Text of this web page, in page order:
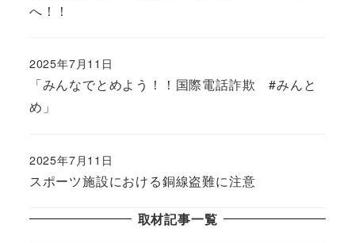
へ！！
「みんなでとめよう！！国際電話詐欺 #みんと
め」
2025年7月11日
スポーツ施設における銅線盗難に注意
2025年7月11日
取材記事一覧